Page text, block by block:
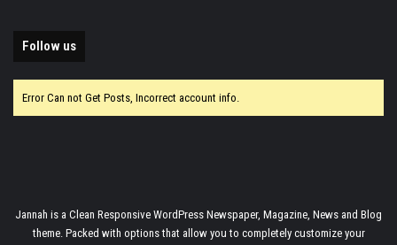
Follow us
Error Can not Get Posts, Incorrect account info.
Jannah is a Clean Responsive WordPress Newspaper, Magazine, News and Blog
theme. Packed with options that allow you to completely customize your